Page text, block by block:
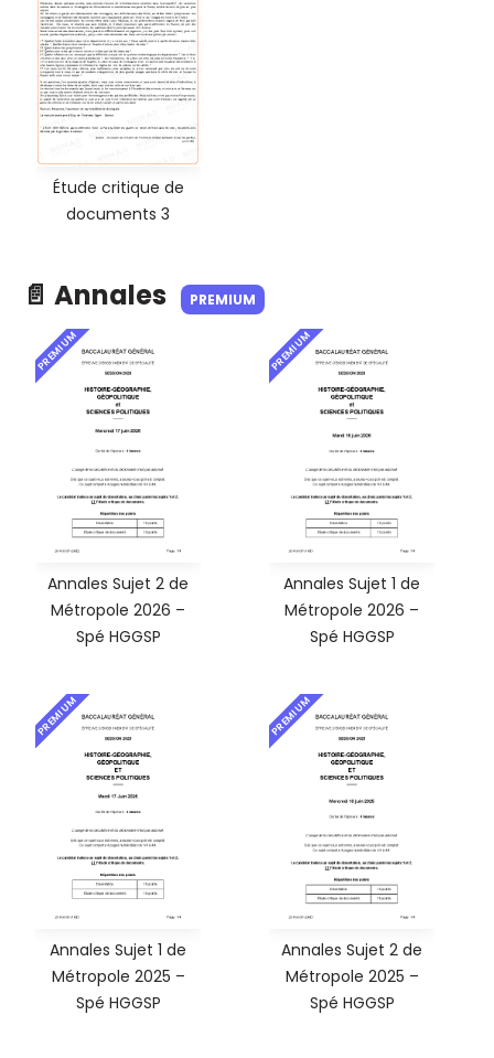
Étude critique de
documents 3
📄 Annales PREMIUM
PREMIUM
Annales Sujet 2 de
Métropole 2026 –
Spé HGGSP
PREMIUM
Annales Sujet 1 de
Métropole 2026 –
Spé HGGSP
PREMIUM
Annales Sujet 1 de
Métropole 2025 –
Spé HGGSP
PREMIUM
Annales Sujet 2 de
Métropole 2025 –
Spé HGGSP